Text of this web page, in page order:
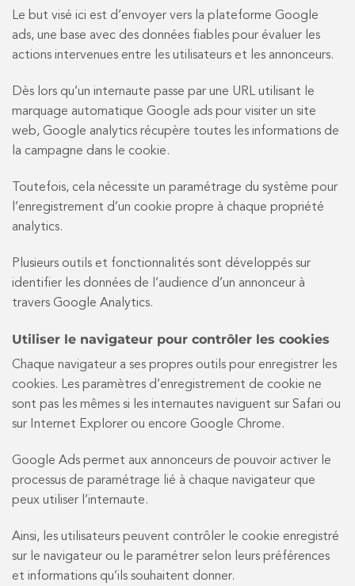
Le but visé ici est d’envoyer vers la plateforme Google
ads, une base avec des données fiables pour évaluer les
actions intervenues entre les utilisateurs et les annonceurs.
Dès lors qu’un internaute passe par une URL utilisant le
marquage automatique Google ads pour visiter un site
web, Google analytics récupère toutes les informations de
la campagne dans le cookie.
Toutefois, cela nécessite un paramétrage du système pour
l’enregistrement d’un cookie propre à chaque propriété
analytics.
Plusieurs outils et fonctionnalités sont développés sur
identifier les données de l’audience d’un annonceur à
travers Google Analytics.
Utiliser le navigateur pour contrôler les cookies
Chaque navigateur a ses propres outils pour enregistrer les
cookies. Les paramètres d’enregistrement de cookie ne
sont pas les mêmes si les internautes naviguent sur Safari ou
sur Internet Explorer ou encore Google Chrome.
Google Ads permet aux annonceurs de pouvoir activer le
processus de paramétrage lié à chaque navigateur que
peux utiliser l’internaute.
Ainsi, les utilisateurs peuvent contrôler le cookie enregistré
sur le navigateur ou le paramétrer selon leurs préférences
et informations qu’ils souhaitent donner.